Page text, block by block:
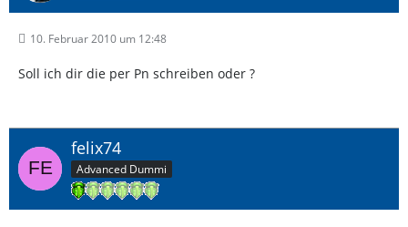
10. Februar 2010 um 12:48
Soll ich dir die per Pn schreiben oder ?
felix74
Advanced Dummi